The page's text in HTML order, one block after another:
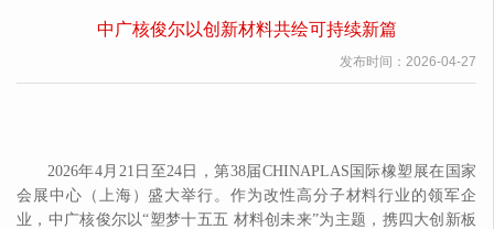
中广核俊尔以创新材料共绘可持续新篇
发布时间： 2026-04-27
2026年4月21日至24日，第38届CHINAPLAS国际橡塑展在国家
会展中心（
上海 ）盛大举行。作为改性高分子材料行业的领军企
业，中广核俊尔以“塑梦十五五 材料创未来”为主题，携四大创新板